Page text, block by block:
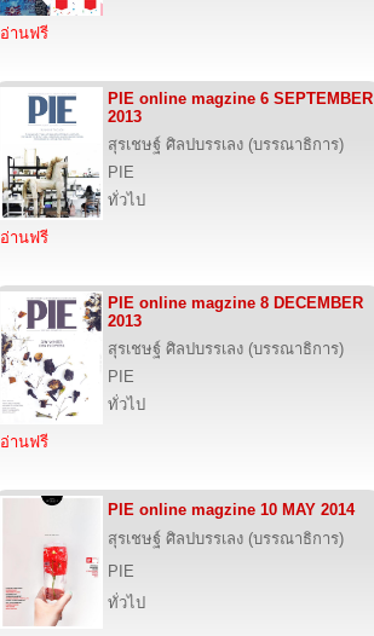
อ่านฟรี
PIE online magzine 6 SEPTEMBER
2013
สุรเชษฐ์ ศิลปบรรเลง (บรรณาธิการ)
PIE
ทั่วไป
อ่านฟรี
PIE online magzine 8 DECEMBER
2013
สุรเชษฐ์ ศิลปบรรเลง (บรรณาธิการ)
PIE
ทั่วไป
อ่านฟรี
PIE online magzine 10 MAY 2014
สุรเชษฐ์ ศิลปบรรเลง (บรรณาธิการ)
PIE
ทั่วไป